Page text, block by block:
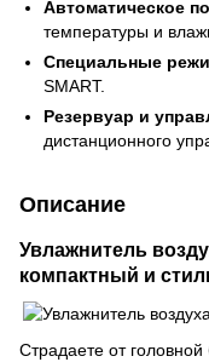
Автоматическое
температуры и
Специальные
SMART.
Резервуар и
дистанционного
Описание
Увлажнитель
компактный и
Страдаете от